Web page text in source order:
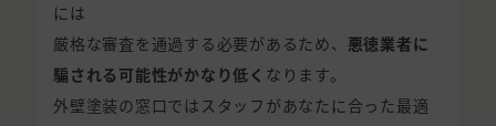
には
厳格な審査を通過する必要があるため、 悪徳業者に
騙される可能性がかなり低く なります。
外壁塗装の窓口ではスタッフがあなたに合った最適